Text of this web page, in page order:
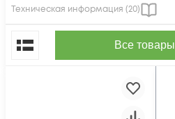
Техническая информация (20)
Все товары
По популярности